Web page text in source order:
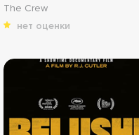
The Crew
нет оценки